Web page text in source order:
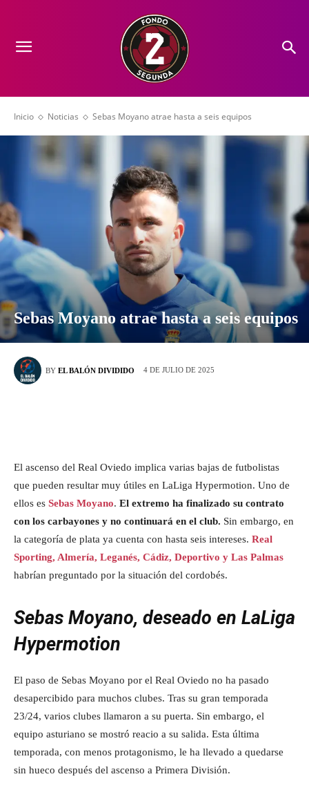
Inicio Noticias Sebas Moyano atrae hasta a seis equipos
Sebas Moyano atrae hasta a seis equipos
BY EL BALÓN DIVIDIDO 4 DE JULIO DE 2025
El ascenso del Real Oviedo implica varias bajas de futbolistas
que pueden resultar muy útiles en LaLiga Hypermotion. Uno de
ellos es Sebas Moyano. El extremo ha finalizado su contrato
con los carbayones y no continuará en el club. Sin embargo, en
la categoría de plata ya cuenta con hasta seis intereses. Real
Sporting, Almería, Leganés, Cádiz, Deportivo y Las Palmas
habrían preguntado por la situación del cordobés.
Sebas Moyano, deseado en LaLiga
Hypermotion
El paso de Sebas Moyano por el Real Oviedo no ha pasado
desapercibido para muchos clubes. Tras su gran temporada
23/24, varios clubes llamaron a su puerta. Sin embargo, el
equipo asturiano se mostró reacio a su salida. Esta última
temporada, con menos protagonismo, le ha llevado a quedarse
sin hueco después del ascenso a Primera División.